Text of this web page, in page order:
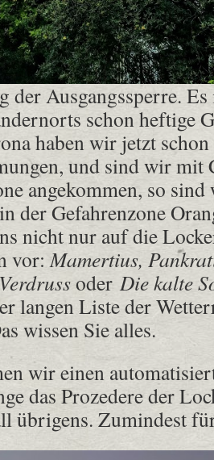
der Ausgangssperre.
schon heftige
haben wir jetzt
und sind wir mit
angekommen, so
der Gefahrenzone
nicht nur auf die
vor:Mamertius,
oder Die kalte
langen Liste der
wissen Sie alles.
wir einen
das Prozedere der
übrigens. Zumindest